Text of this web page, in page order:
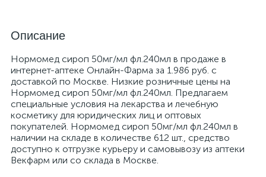
Описание
Нормомед сироп 50мг/мл фл.240мл в продаже в
интернет-аптеке Онлайн-Фарма за 1.986 руб. с
доставкой по Москве. Низкие розничные цены на
Нормомед сироп 50мг/мл фл.240мл. Предлагаем
специальные условия на лекарства и лечебную
косметику для юридических лиц и оптовых
покупателей. Нормомед сироп 50мг/мл фл.240мл в
наличии на складе в количестве 612 шт., средство
доступно к отгрузке курьеру и самовывозу из аптеки
Векфарм или со склада в Москве.